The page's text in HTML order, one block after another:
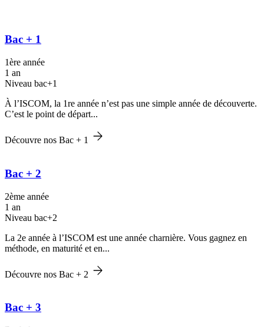
Bac + 1
1ère année
1 an
Niveau bac+1
À l’ISCOM, la 1re année n’est pas une simple année de découverte.
C’est le point de départ...
Découvre nos Bac + 1
Bac + 2
2ème année
1 an
Niveau bac+2
La 2e année à l’ISCOM est une année charnière. Vous gagnez en
méthode, en maturité et en...
Découvre nos Bac + 2
Bac + 3